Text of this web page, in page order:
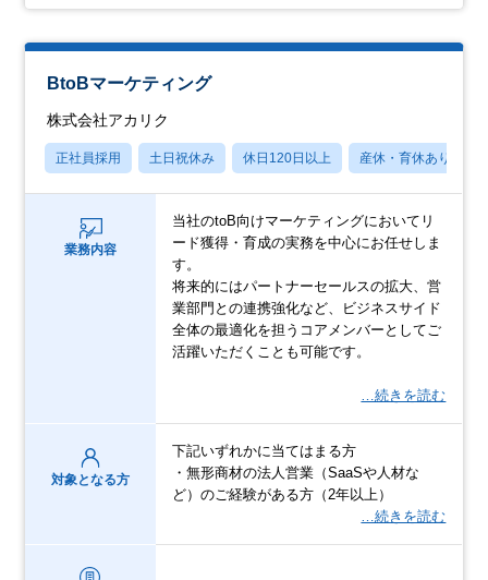
BtoBマーケティング
株式会社アカリク
正社員採用 土日祝休み 休日120日以上 産休・育休あり
業務内容
当社のtoB向けマーケティングにおいてリ
ード獲得・育成の実務を中心にお任せしま
す。
将来的にはパートナーセールスの拡大、営
業部門との連携強化など、ビジネスサイド
全体の最適化を担うコアメンバーとしてご
活躍いただくことも可能です。
…続きを読む
対象となる方
下記いずれかに当てはまる方
・無形商材の法人営業（SaaSや人材な
ど）のご経験がある方（2年以上）
…続きを読む